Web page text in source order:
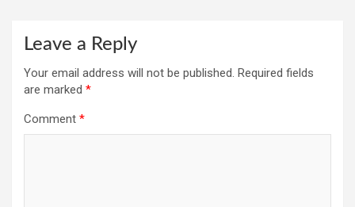
Leave a Reply
Your email address will not be published. Required fields
are marked *
Comment *